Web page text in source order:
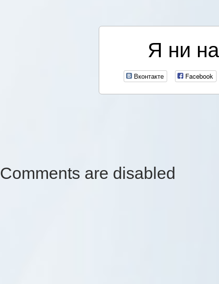
Я ни
Вконтакте Facebook
Comments are disabled